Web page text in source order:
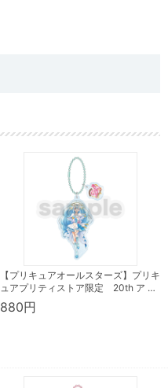
【プリキュアオールスターズ】プリキ
ュアプリティストア限定 20th ア …
880円